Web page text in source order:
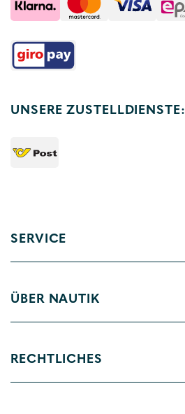
UNSERE ZUSTELLDIENSTE:
SERVICE
ÜBER NAUTIK
RECHTLICHES